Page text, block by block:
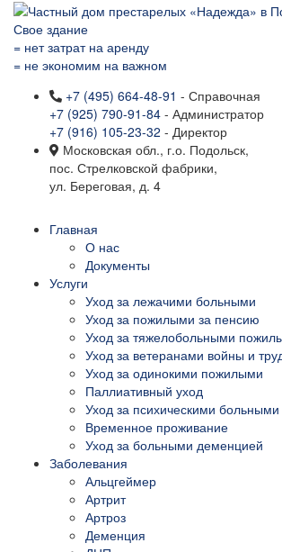
Свое здание
= нет затрат на аренду
= не экономим на важном
+7 (495) 664-48-91 - Справочная
+7 (925) 790-91-84 - Администратор
+7 (916) 105-23-32 - Директор
Московская обл., г.о. Подольск,
пос. Стрелковской фабрики,
ул. Береговая, д. 4
Главная
О нас
Документы
Услуги
Уход за лежачими больными
Уход за пожилыми за пенсию
Уход за тяжелобольными
Уход за ветеранами войны и
Уход за одинокими пожилыми
Паллиативный уход
Уход за психическими больными
Временное проживание
Уход за больными деменцией
Заболевания
Альцгеймер
Артрит
Артроз
Деменция